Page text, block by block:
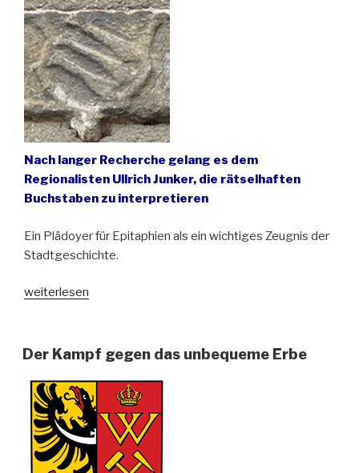
Nach langer Recherche gelang es dem
Regionalisten Ullrich Junker, die rätselhaften
Buchstaben zu interpretieren
Ein Plädoyer für Epitaphien als ein wichtiges Zeugnis der
Stadtgeschichte.
„Relief
Kreuzkapelle
Stadtpfarrkirche
St.
Erasmus
und
Pankratius
weiterlesen
Der Kampf gegen das unbequeme Erbe